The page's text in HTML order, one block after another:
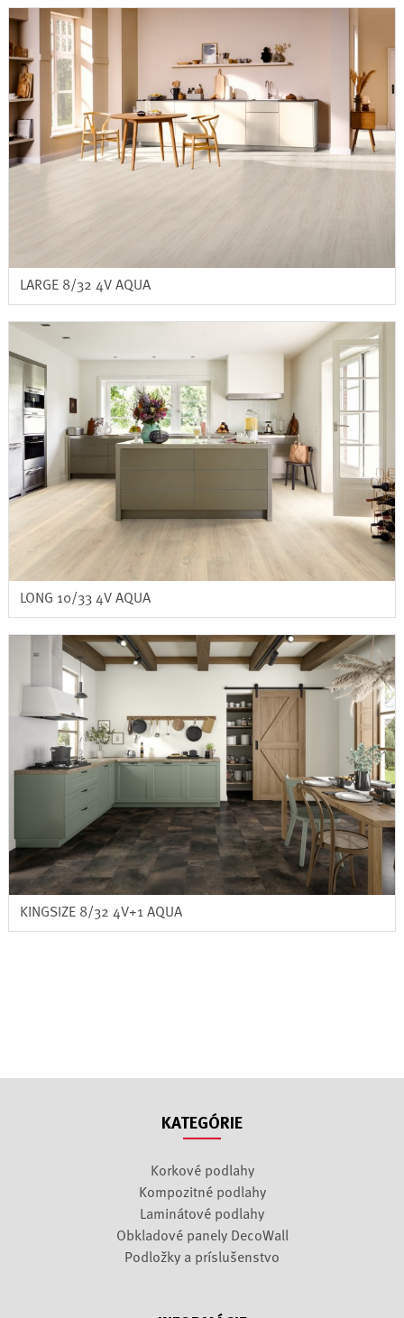
LARGE 8/32 4V AQUA
LONG 10/33 4V AQUA
KINGSIZE 8/32 4V+1 AQUA
KATEGÓRIE
Korkové podlahy
Kompozitné podlahy
Laminátové podlahy
Obkladové panely DecoWall
Podložky a príslušenstvo